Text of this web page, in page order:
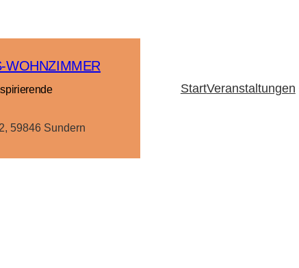
WOHNZIMMER
59846 Sundern
StartVeranstaltungen